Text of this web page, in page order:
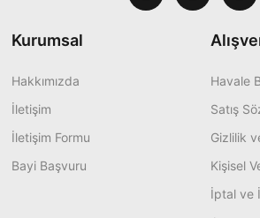
Kurumsal
Hakkımızda
İletişim
İletişim Formu
Bayi Başvuru
Havale
Satış
Gizlilik
Kişisel
İptal ve